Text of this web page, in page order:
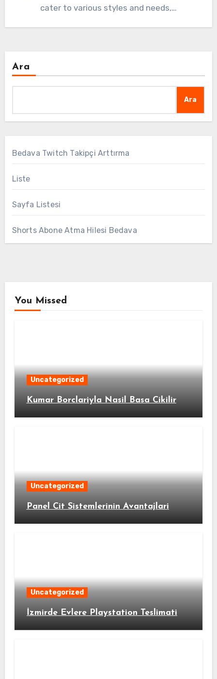
cater to various styles and needs,…
Ara
Ara
Bedava Twitch Takipçi Arttırma
Liste
Sayfa Listesi
Shorts Abone Atma Hilesi Bedava
You Missed
Uncategorized
Kumar Borclariyla Nasil Basa Cikilir
Uncategorized
Panel Cit Sistemlerinin Avantajlari
Uncategorized
İzmirde Evlere Playstation Teslimati